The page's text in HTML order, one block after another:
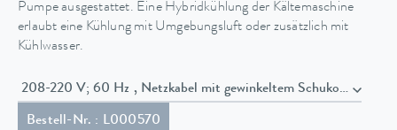
Pumpe ausgestattet. Eine Hybridkühlung der Kältemaschine
erlaubt eine Kühlung mit Umgebungsluft oder zusätzlich mit
Kühlwasser.
208-220 V; 60 Hz , Netzkabel mit gewinkeltem Schuko
Bestell-Nr. : L000570